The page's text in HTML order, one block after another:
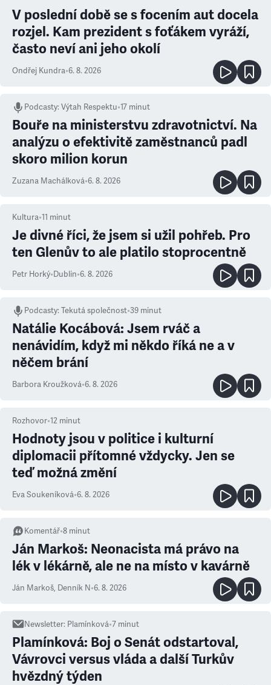
V poslední době se s focením aut docela
rozjel. Kam prezident s foťákem vyráží,
často neví ani jeho okolí
Ondřej Kundra•6. 8. 2026
Podcasty:Výtah Respektu•17 minut
Bouře na ministerstvu zdravotnictví. Na
analýzu o efektivitě zaměstnanců padl
skoro milion korun
Zuzana Machálková•6. 8. 2026
Kultura•11 minut
Je divné říci, že jsem si užil pohřeb. Pro
ten Glenův to ale platilo stoprocentně
Petr Horký•Dublin•6. 8. 2026
Podcasty:Tekutá společnost•39 minut
Natálie Kocábová: Jsem rváč a
nenávidím, když mi někdo říká ne a v
něčem brání
Barbora Kroužková•6. 8. 2026
Rozhovor•12 minut
Hodnoty jsou v politice i kulturní
diplomacii přítomné vždycky. Jen se
teď možná změní
Eva Soukeníková•6. 8. 2026
Komentář•8 minut
Ján Markoš: Neonacista má právo na
lék v lékárně, ale ne na místo v kavárně
Ján Markoš, Denník N•6. 8. 2026
Newsletter: Plamínková•7 minut
Plamínková: Boj o Senát odstartoval,
Vávrovci versus vláda a další Turkův
hvězdný týden